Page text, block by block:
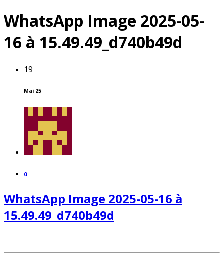
WhatsApp Image 2025-05-
16 à 15.49.49_d740b49d
19
Mai 25
0
WhatsApp Image 2025-05-16 à
15.49.49_d740b49d